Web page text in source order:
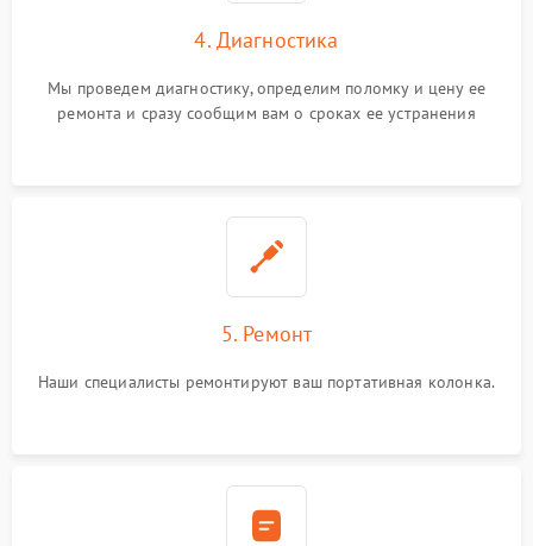
4. Диагностика
Мы проведем диагностику, определим поломку и цену ее
ремонта и сразу сообщим вам о сроках ее устранения
5. Ремонт
Наши специалисты ремонтируют ваш портативная колонка.